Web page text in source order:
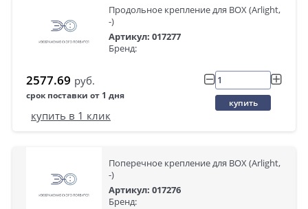
Продольное крепление для BOX (Arlight,
-)
Артикул: 017277
Бренд:
2577.69 руб.
срок поставки от 1 дня
купить
купить в 1 клик
Поперечное крепление для BOX (Arlight,
-)
Артикул: 017276
Бренд: